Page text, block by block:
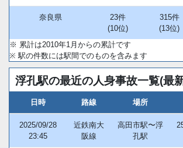
奈良県
23件
(10位)
315件
(13位)
※ 累計は2010年1月からの累計です
※ 駅の件数には駅間でのものを含みます
浮孔駅の最近の人身事故一覧(最
日時 路線 場所
2025/09/28
23:45
近鉄南大
阪線
高田市駅〜浮
孔駅